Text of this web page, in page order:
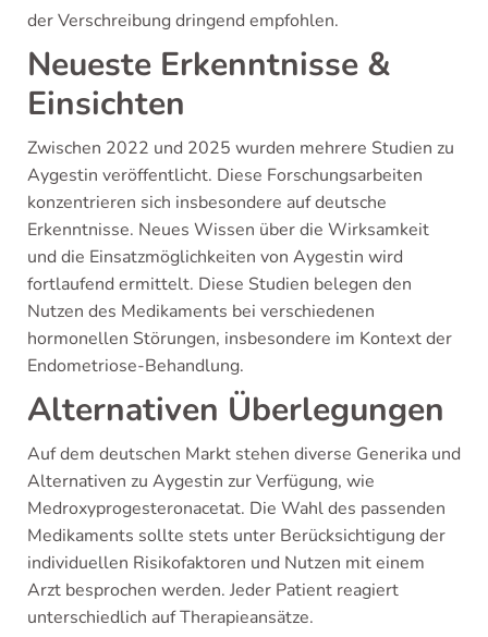
der Verschreibung dringend empfohlen.
Neueste Erkenntnisse &
Einsichten
Zwischen 2022 und 2025 wurden mehrere Studien zu
Aygestin veröffentlicht. Diese Forschungsarbeiten
konzentrieren sich insbesondere auf deutsche
Erkenntnisse. Neues Wissen über die Wirksamkeit
und die Einsatzmöglichkeiten von Aygestin wird
fortlaufend ermittelt. Diese Studien belegen den
Nutzen des Medikaments bei verschiedenen
hormonellen Störungen, insbesondere im Kontext der
Endometriose-Behandlung.
Alternativen Überlegungen
Auf dem deutschen Markt stehen diverse Generika und
Alternativen zu Aygestin zur Verfügung, wie
Medroxyprogesteronacetat. Die Wahl des passenden
Medikaments sollte stets unter Berücksichtigung der
individuellen Risikofaktoren und Nutzen mit einem
Arzt besprochen werden. Jeder Patient reagiert
unterschiedlich auf Therapieansätze.